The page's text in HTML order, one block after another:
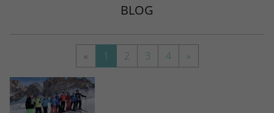
BLOG
« 1 2 3 4 »